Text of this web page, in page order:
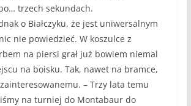
trzech sekundach.
o Białczyku, że jest uniwersalnym
nie powiedzieć. W koszulce z
na piersi grał już bowiem niemal
na boisku. Tak, nawet na bramce,
– Trzy lata temu
na turniej do Montabaur do